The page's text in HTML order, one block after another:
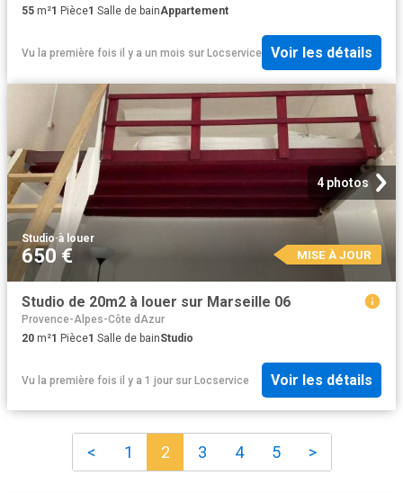
55 m²1 Pièce1 Salle de bainAppartement
Vu la première fois il y a un mois sur Locservice Voir les détails
4 photos
Studio·à louer
650 € MISE À JOUR
Studio de 20m2 à louer sur Marseille 06
Provence-Alpes-Côte dAzur
20 m²1 Pièce1 Salle de bainStudio
Vu la première fois il y a 1 jour sur Locservice Voir les détails
< 1 2 3 4 5 >